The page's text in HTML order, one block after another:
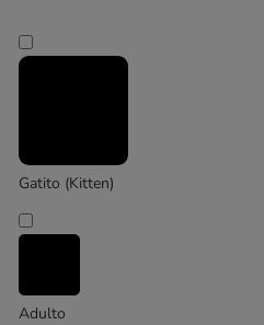
Gatito (Kitten)
Adulto